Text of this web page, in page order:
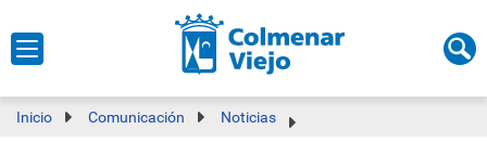
Inicio Comunicación Noticias